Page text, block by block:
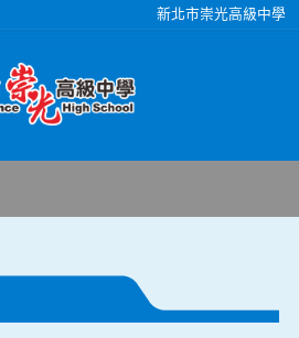
新北市崇光高級中學